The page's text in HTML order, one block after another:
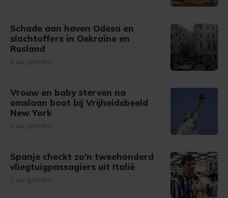
Schade aan haven Odesa en
slachtoffers in Oekraïne en
Rusland
1 uur geleden
Vrouw en baby sterven na
omslaan boot bij Vrijheidsbeeld
New York
1 uur geleden
Spanje checkt zo'n tweehonderd
vliegtuigpassagiers uit Italië
2 uur geleden